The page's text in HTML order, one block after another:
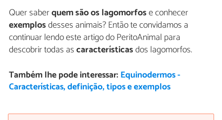
Quer saberquem são os lagomorfose conhecer
exemplosdesses animais? Então te convidamos a
continuar lendo este artigo do PeritoAnimal para
descobrir todas ascaracterísticasdos lagomorfos.
Também lhe pode interessar: Equinodermos -
Características, definição, tipos e exemplos